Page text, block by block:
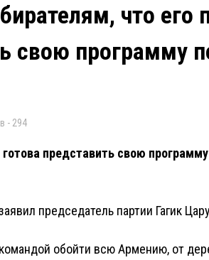
что его
свою программу
- 294
представить свою
председатель партии Гагик
обойти всю Армению, от